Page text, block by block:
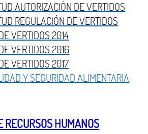
AUTORIZACIÓN DE VERTIDOS
REGULACIÓN DE VERTIDOS
VERTIDOS 2014
VERTIDOS 2016
VERTIDOS 2017
Y SEGURIDAD ALIMENTARIA
RECURSOS HUMANOS